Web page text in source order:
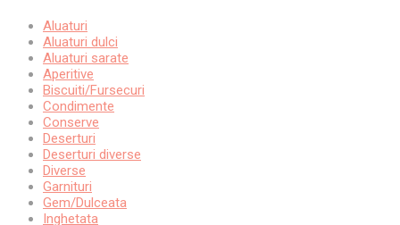
Aluaturi
Aluaturi dulci
Aluaturi sarate
Aperitive
Biscuiti/Fursecuri
Condimente
Conserve
Deserturi
Deserturi diverse
Diverse
Garnituri
Gem/Dulceata
Inghetata